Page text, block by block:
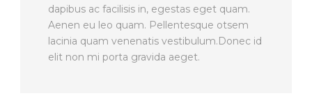
dapibus ac facilisis in, egestas eget quam.
Aenen eu leo quam. Pellentesque otsem
lacinia quam venenatis vestibulum.Donec id
elit non mi porta gravida aeget.